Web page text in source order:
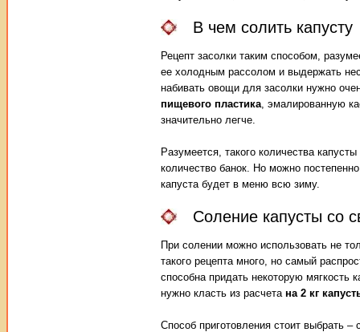
В чем солить капусту
Рецепт засолки таким способом,
ее холодным рассолом и выдержать
набивать овощи для засолки нужно
пищевого пластика , эмалированную
значительно легче.
Разумеется, такого количества
количество банок. Но можно
капуста будет в меню всю зиму.
Соление капусты со
При солении можно использовать не
такого рецепта много, но самый
способна придать некоторую мягкость
нужно класть из расчета на 2 кг
Способ приготовления стоит выбрать